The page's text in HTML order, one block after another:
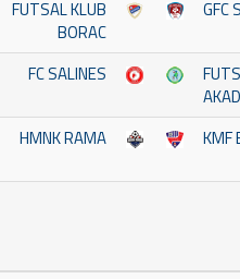
FUTSAL KLUB
BORAC
GFC
FC SALINES
HMNK RAMA KMF